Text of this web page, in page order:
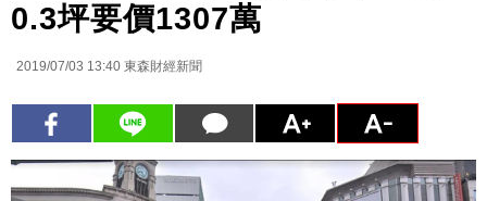
0.3坪要價1307萬
2019/07/03 13:40 東森財經新聞